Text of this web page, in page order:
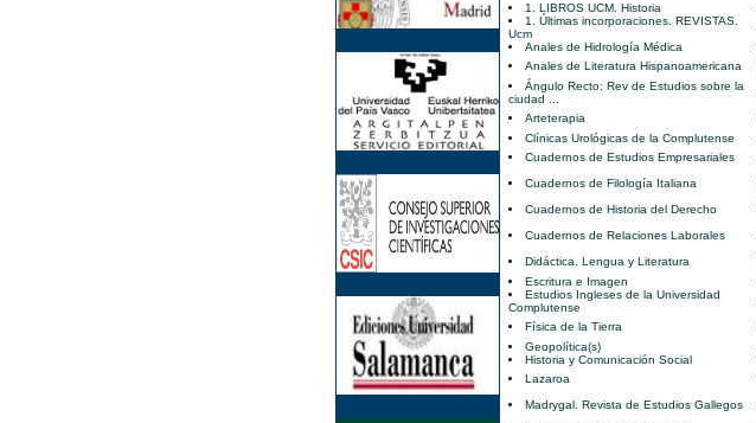
1. LIBROS UCM. Historia
1. Últimas incorporaciones. REVISTAS.
Ucm
Anales de Hidrología Médica
Anales de Literatura Hispanoamericana
Ángulo Recto: Rev de Estudios sobre la
ciudad ...
Arteterapia
Clínicas Urológicas de la Complutense
Cuadernos de Estudios Empresariales
Cuadernos de Filología Italiana
Cuadernos de Historia del Derecho
Cuadernos de Relaciones Laborales
Didáctica. Lengua y Literatura
Escritura e Imagen
Estudios Ingleses de la Universidad
Complutense
Física de la Tierra
Geopolítica(s)
Historia y Comunicación Social
Lazaroa
Madrygal. Revista de Estudios Gallegos